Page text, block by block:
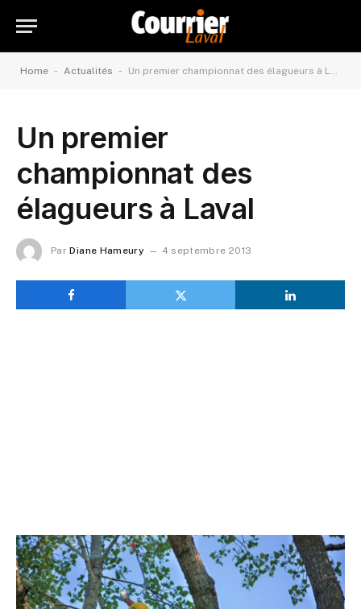
Home - Actualités - Un premier championnat des élagueurs à Laval
Un premier
championnat des
élagueurs à Laval
Par Diane Hameury 4 septembre 2013